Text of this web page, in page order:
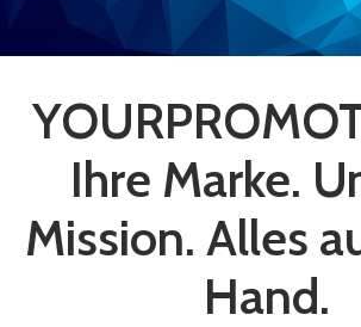
Ihre Marke.
Mission. Alles
Hand.